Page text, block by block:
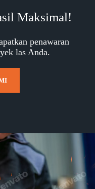
Maksimal!
penawaran
las Anda.